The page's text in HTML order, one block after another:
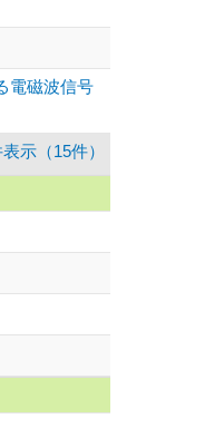
電磁波信号
示（15件）